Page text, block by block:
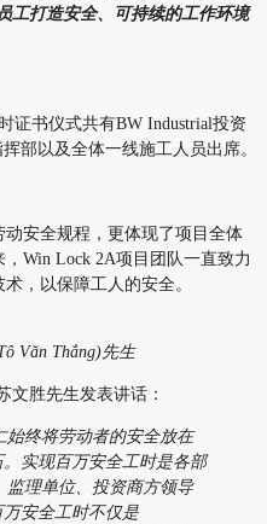
工打造安全、可持续的工作环境
证书仪式共有BW Industrial投资
部以及全体一线施工人员出席。
安全规程，更体现了项目全体
Win Lock 2A项目团队一直致力
，以保障工人的安全。
Văn Thắng)先生
文胜先生发表讲话：
始终将劳动者的安全放在
实现百万安全工时是各部
监理单位、投资商方领导
安全工时不仅是